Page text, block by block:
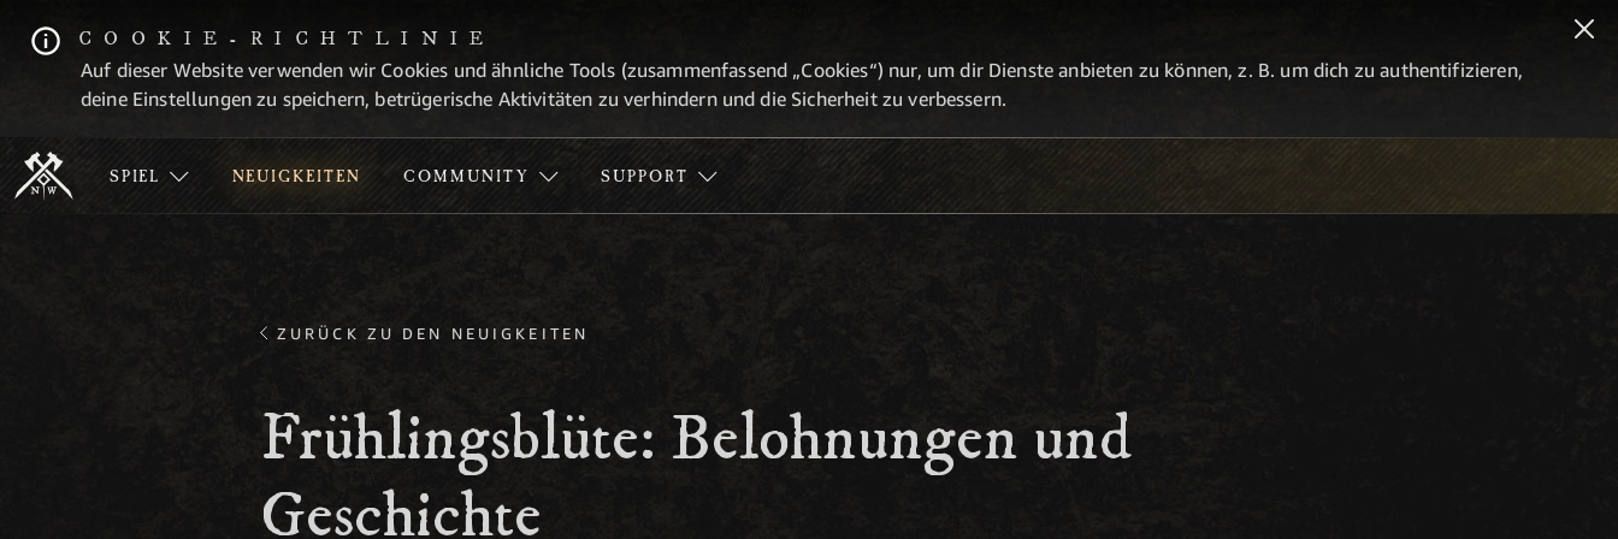
COOKIE-RICHTLINIE
Auf dieser Website verwenden wir Cookies und ähnliche Tools (zusammenfassend „Cookies“) nur, um dir Dienste anbieten zu können, z. B. um dich zu authentifizieren,
deine Einstellungen zu speichern, betrügerische Aktivitäten zu verhindern und die Sicherheit zu verbessern.
SPIEL NEUIGKEITEN COMMUNITY SUPPORT
ZURÜCK ZU DEN NEUIGKEITEN
Frühlingsblüte: Belohnungen und
Geschichte